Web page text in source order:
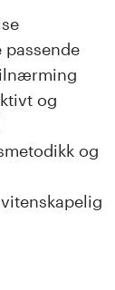
passende
og
og